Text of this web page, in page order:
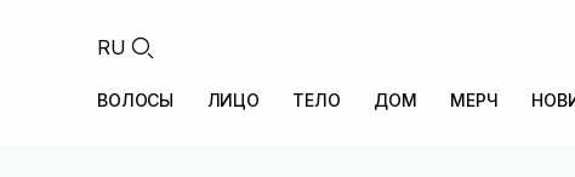
RU
ВОЛОСЫ ЛИЦО ТЕЛО ДОМ МЕРЧ